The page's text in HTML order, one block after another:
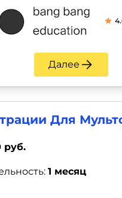
Далее
Для
руб.
1 месяц